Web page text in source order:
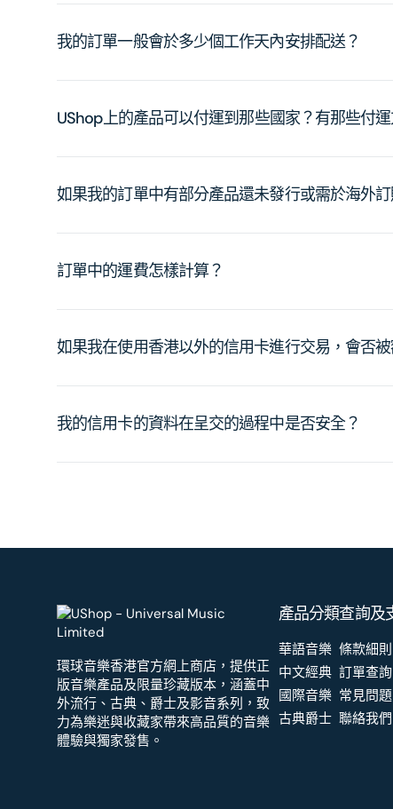
我的訂單一般會於多少個工作天內安排配送？
UShop上的產品可以付運到那些國家？有那些付
如果我的訂單中有部分產品還未發行或需於海外
訂單中的運費怎樣計算？
如果我在使用香港以外的信用卡進行交易，會否
我的信用卡的資料在呈交的過程中是否安全？
環球音樂香港官方網上商店，提供正
版音樂產品及限量珍藏版本，涵蓋中
外流行、古典、爵士及影音系列，致
力為樂迷與收藏家帶來高品質的音樂
體驗與獨家發售。
產品分類
華語音樂
中文經典
國際音樂
古典爵士
查詢及
條款細則
訂單查詢
常見問題
聯絡我們